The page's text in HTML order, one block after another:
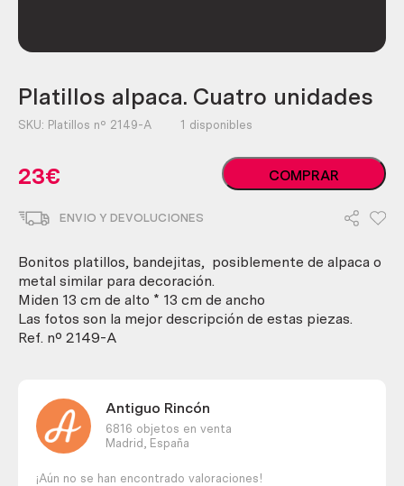
Platillos alpaca. Cuatro unidades
SKU: Platillos nº 2149-A 1 disponibles
23€
Platillos
alpaca.
COMPRAR
ENVIO Y DEVOLUCIONES
Bonitos platillos, bandejitas, posiblemente de alpaca o
metal similar para decoración.
Miden 13 cm de alto * 13 cm de ancho
Las fotos son la mejor descripción de estas piezas.
Ref. nº 2149-A
Antiguo Rincón
6816 objetos en venta
Madrid,
España
¡Aún no se han encontrado valoraciones!